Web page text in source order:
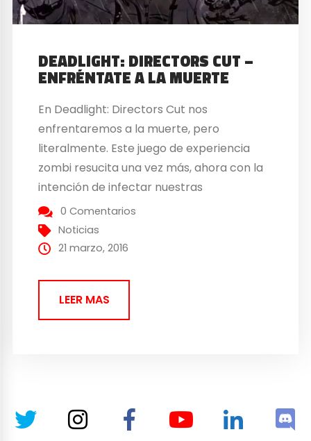
DEADLIGHT: DIRECTORS CUT –
ENFRÉNTATE A LA MUERTE
En Deadlight: Directors Cut nos
enfrentaremos a la muerte, pero
literalmente. Este juego de experiencia
zombi resucita una vez más, ahora con la
intención de infectar nuestras
consolas PlayStation4, Xbox One y nuestro
querido PC. ¿Cuando lo esperamos? El
próximo 21 de Junio intentaremos
que ve preparando tu kit de supervivencia
Zombi… ¡Lo vas a necesitar!...
0 Comentarios
Noticias
21 marzo, 2016
LEER MAS